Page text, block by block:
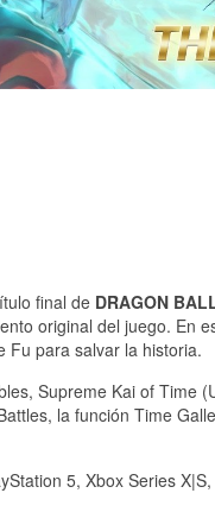
final de DRAGON
original del juego. En
Fu para salvar la historia.
Supreme Kai of Time
la función Time
5, Xbox Series